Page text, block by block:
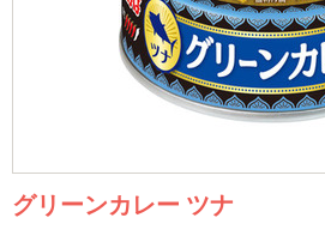
グリーンカレー ツナ